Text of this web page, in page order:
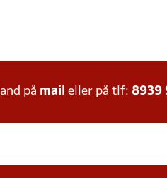
på mail eller på tlf: 8939